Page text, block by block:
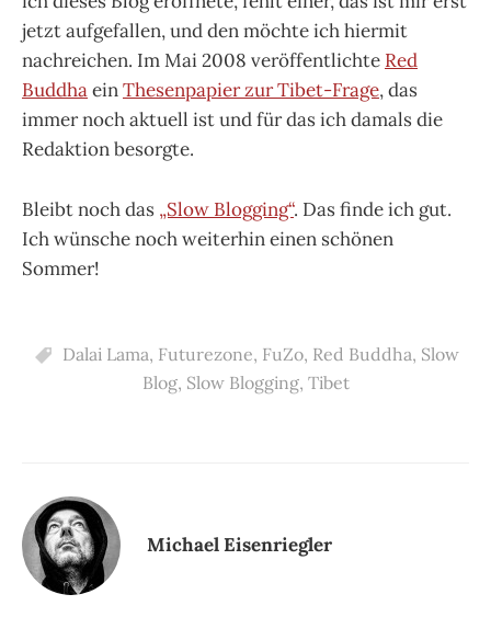
jetzt aufgefallen, und den möchte ich hiermit
nachreichen. Im Mai 2008 veröffentlichte Red
BuddhaeinThesenpapier zur Tibet-Frage, das
immer noch aktuell ist und für das ich damals die
Redaktion besorgte.
Bleibt noch das „Slow Blogging“. Das finde ich gut.
Ich wünsche noch weiterhin einen schönen
Sommer!
Dalai Lama, Futurezone, FuZo, Red Buddha, Slow
Blog, Slow Blogging, Tibet
Michael Eisenriegler